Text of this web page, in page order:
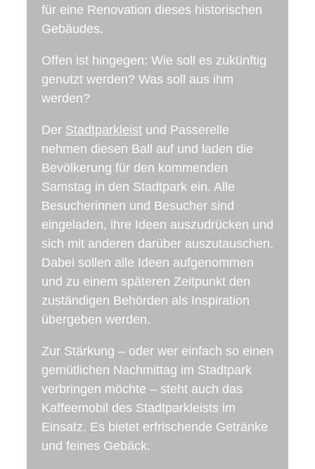
für eine Renovation dieses historischen
Gebäudes.
Offen ist hingegen: Wie soll es zukünftig
genutzt werden? Was soll aus ihm
werden?
Der Stadtparkleist und Passerelle
nehmen diesen Ball auf und laden die
Bevölkerung für den kommenden
Samstag in den Stadtpark ein. Alle
Besucherinnen und Besucher sind
eingeladen, ihre Ideen auszudrücken und
sich mit anderen darüber auszutauschen.
Dabei sollen alle Ideen aufgenommen
und zu einem späteren Zeitpunkt den
zuständigen Behörden als Inspiration
übergeben werden.
Zur Stärkung – oder wer einfach so einen
gemütlichen Nachmittag im Stadtpark
verbringen möchte – steht auch das
Kaffeemobil des Stadtparkleists im
Einsatz. Es bietet erfrischende Getränke
und feines Gebäck.